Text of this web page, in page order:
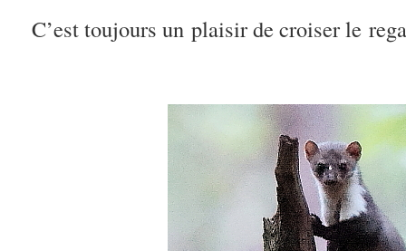
C’est toujours un plaisir de croiser le